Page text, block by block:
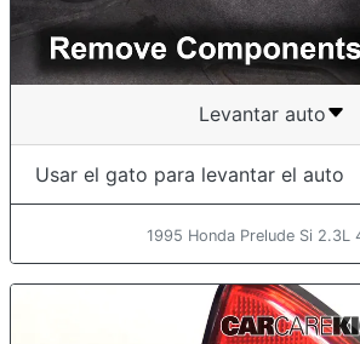
Levantar auto
Usar el gato para levantar el auto
1995 Honda Prelude Si 2.3L